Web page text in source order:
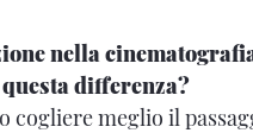
nella
differenza?
cogliere meglio il